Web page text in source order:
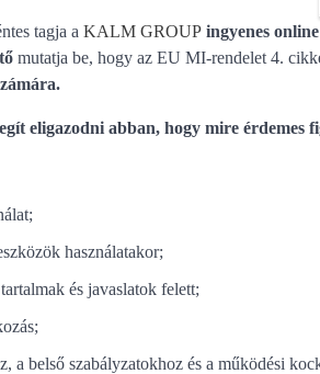
tagja a KALM GROUP ingyenes
mutatja be, hogy az EU MI-rendelet 4.
eligazodni abban, hogy mire érdemes
használatakor;
és javaslatok felett;
a belső szabályzatokhoz és a működési